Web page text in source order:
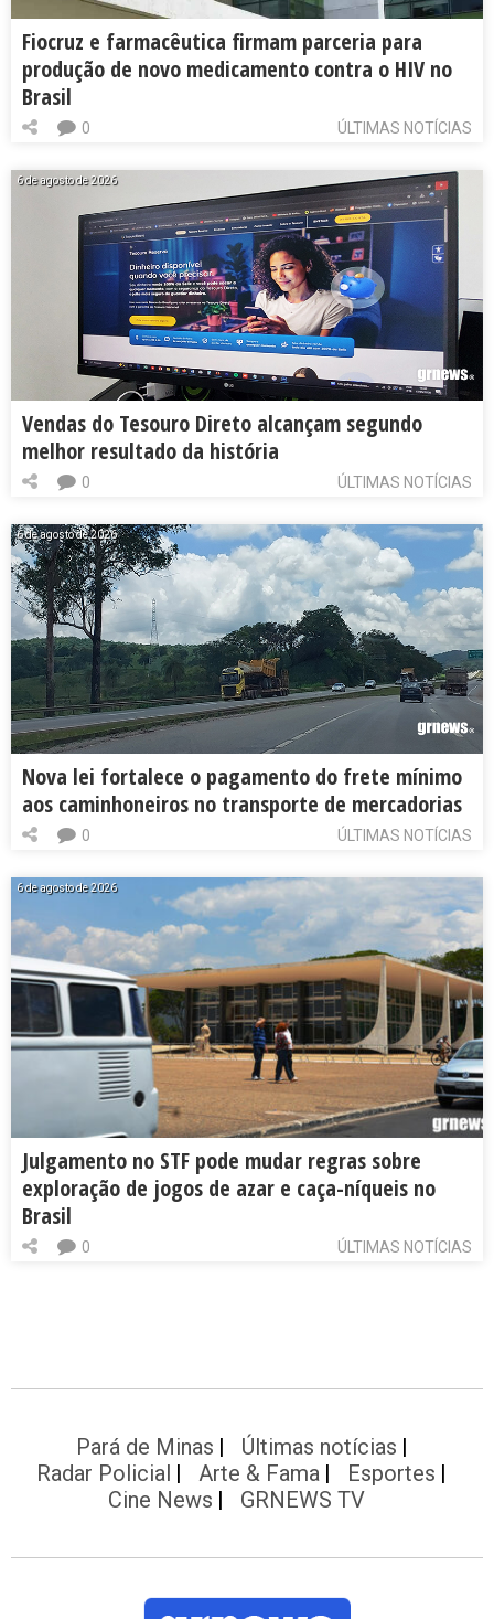
Fiocruz e farmacêutica firmam parceria para
produção de novo medicamento contra o HIV no
Brasil
ÚLTIMAS NOTÍCIAS
0
6 de agosto de 2026
Vendas do Tesouro Direto alcançam segundo
melhor resultado da história
ÚLTIMAS NOTÍCIAS
0
6 de agosto de 2026
Nova lei fortalece o pagamento do frete mínimo
aos caminhoneiros no transporte de mercadorias
ÚLTIMAS NOTÍCIAS
0
6 de agosto de 2026
Julgamento no STF pode mudar regras sobre
exploração de jogos de azar e caça-níqueis no
Brasil
ÚLTIMAS NOTÍCIAS
0
Pará de Minas
Últimas notícias
Radar Policial
Arte & Fama
Esportes
Cine News
GRNEWS TV